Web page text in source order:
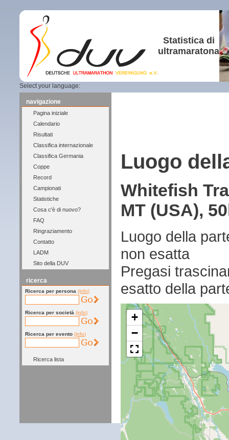
Statistica di
ultramaratona
Select your language:
navigazione
Pagina iniziale
Calendario
Risultati
Classifica internazionale
Classifica Germania
Coppe
Record
Campionati
Statistiche
Cosa c'è di nuovo?
FAQ
Ringraziamento
Contatto
LADM
Sito della DUV
ricerca
Ricerca per persona (info)
Ricerca per società (info)
Ricerca per evento (info)
Ricerca lista
Luogo
Whitefish
MT (USA),
Luogo della
non esatta
Pregasi
esatto della
+
−